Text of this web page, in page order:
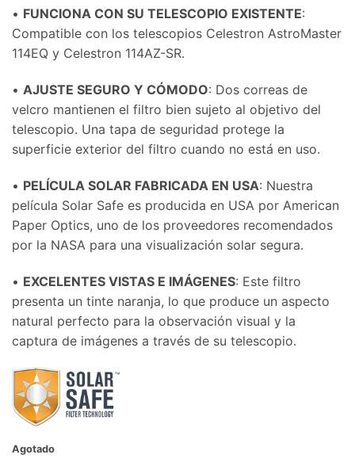
• FUNCIONA CON SU TELESCOPIO EXISTENTE:
Compatible con los telescopios Celestron AstroMaster
114EQ y Celestron 114AZ-SR.
• AJUSTE SEGURO Y CÓMODO: Dos correas de
velcro mantienen el filtro bien sujeto al objetivo del
telescopio. Una tapa de seguridad protege la
superficie exterior del filtro cuando no está en uso.
• PELÍCULA SOLAR FABRICADA EN USA: Nuestra
película Solar Safe es producida en USA por American
Paper Optics, uno de los proveedores recomendados
por la NASA para una visualización solar segura.
• EXCELENTES VISTAS E IMÁGENES: Este filtro
presenta un tinte naranja, lo que produce un aspecto
natural perfecto para la observación visual y la
captura de imágenes a través de su telescopio.
Agotado